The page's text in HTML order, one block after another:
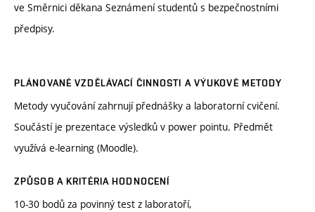
ve Směrnici děkana Seznámení studentů s bezpečnostními
předpisy.
PLÁNOVANÉ VZDĚLÁVACÍ ČINNOSTI A VÝUKOVÉ METODY
Metody vyučování zahrnují přednášky a laboratorní cvičení.
Součástí je prezentace výsledků v power pointu. Předmět
využívá e-learning (Moodle).
ZPŮSOB A KRITÉRIA HODNOCENÍ
10-30 bodů za povinný test z laboratoří,